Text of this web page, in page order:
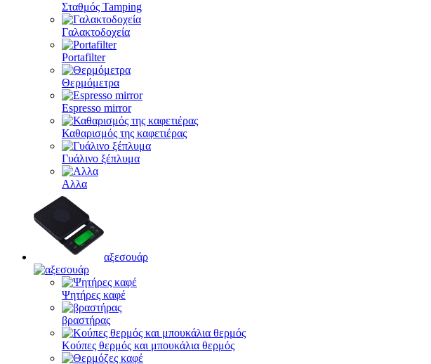
Σταθμός Tamping
Γαλακτοδοχεία
Portafilter
Θερμόμετρα
Espresso mirror
Καθαρισμός της καφετιέρας
Γυάλινο ξέπλυμα
Αλλα
αξεσουάρ
Ψητήρες καφέ
βραστήρας
Κούπες θερμός και μπουκάλια θερμός